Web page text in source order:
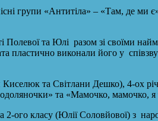
«Антитіла» – «Там, де ми є»
та Юлі разом зі своїми
виконали його у
та Світлани Дешко), 4-ох
та «Мамочко, мамочко,
2-ого класу (Юлії Соловйової) з